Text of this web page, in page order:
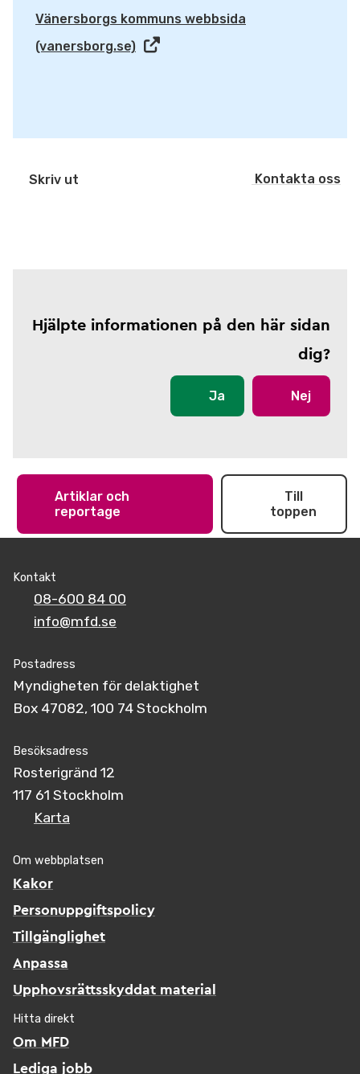
Vänersborgs kommuns webbsida
(vanersborg.se)
Skriv ut Kontakta oss
Hjälpte informationen på den här sidan
dig?
Ja Nej
Artiklar och
reportage
Till
toppen
Kontakt
08-600 84 00
info@mfd.se
Postadress
Myndigheten för delaktighet
Box 47082, 100 74 Stockholm
Besöksadress
Rosterigränd 12
117 61 Stockholm
Karta
Om webbplatsen
Kakor
Personuppgiftspolicy
Tillgänglighet
Anpassa
Upphovsrättsskyddat material
Hitta direkt
Om MFD
Lediga jobb